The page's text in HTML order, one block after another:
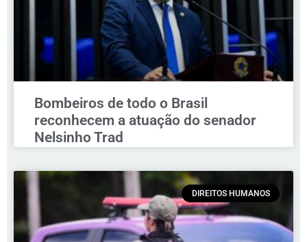
Bombeiros de todo o Brasil
reconhecem a atuação do senador
Nelsinho Trad
DIREITOS HUMANOS